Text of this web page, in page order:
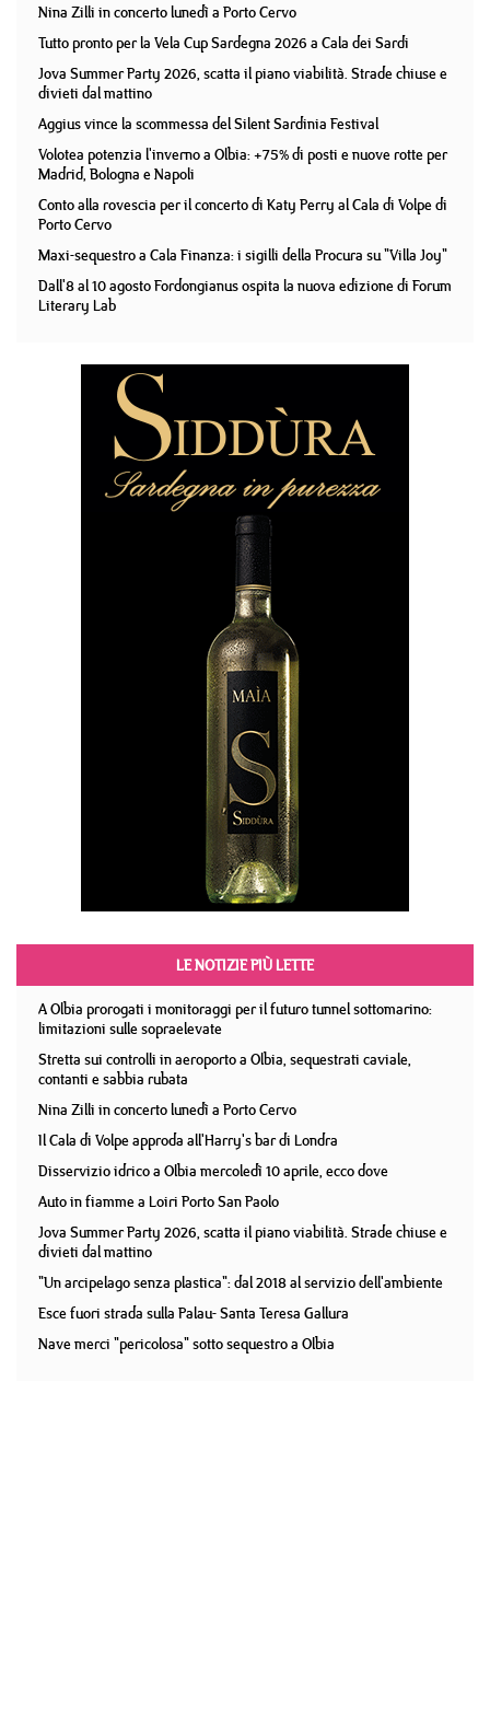
Nina Zilli in concerto lunedì a Porto Cervo
Tutto pronto per la Vela Cup Sardegna 2026 a Cala dei Sardi
Jova Summer Party 2026, scatta il piano viabilità. Strade chiuse e
divieti dal mattino
Aggius vince la scommessa del Silent Sardinia Festival
Volotea potenzia l'inverno a Olbia: +75% di posti e nuove rotte per
Madrid, Bologna e Napoli
Conto alla rovescia per il concerto di Katy Perry al Cala di Volpe di
Porto Cervo
Maxi-sequestro a Cala Finanza: i sigilli della Procura su "Villa Joy"
Dall'8 al 10 agosto Fordongianus ospita la nuova edizione di Forum
Literary Lab
LE NOTIZIE PIÙ LETTE
A Olbia prorogati i monitoraggi per il futuro tunnel sottomarino:
limitazioni sulle sopraelevate
Stretta sui controlli in aeroporto a Olbia, sequestrati caviale,
contanti e sabbia rubata
Nina Zilli in concerto lunedì a Porto Cervo
Il Cala di Volpe approda all'Harry's bar di Londra
Disservizio idrico a Olbia mercoledì 10 aprile, ecco dove
Auto in fiamme a Loiri Porto San Paolo
Jova Summer Party 2026, scatta il piano viabilità. Strade chiuse e
divieti dal mattino
"Un arcipelago senza plastica": dal 2018 al servizio dell'ambiente
Esce fuori strada sulla Palau- Santa Teresa Gallura
Nave merci "pericolosa" sotto sequestro a Olbia